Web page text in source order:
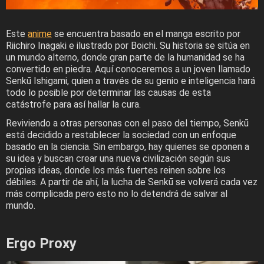
Este anime se encuentra basado en el manga escrito por
Riichiro Inagaki e ilustrado por Boichi. Su historia se sitúa en
un mundo alterno, donde gran parte de la humanidad se ha
convertido en piedra. Aquí conoceremos a un joven llamado
Senkū Ishigami, quien a través de su genio e inteligencia hará
todo lo posible por determinar las causas de esta
catástrofe para así hallar la cura.
Reviviendo a otras personas con el paso del tiempo, Senkū
está decidido a restablecer la sociedad con un enfoque
basado en la ciencia. Sin embargo, hay quienes se oponen a
su idea y buscan crear una nueva civilización según sus
propias ideas, donde los más fuertes reinen sobre los
débiles. A partir de ahí, la lucha de Senkū se volverá cada vez
más complicada pero esto no lo detendrá de salvar al
mundo.
Ergo Proxy